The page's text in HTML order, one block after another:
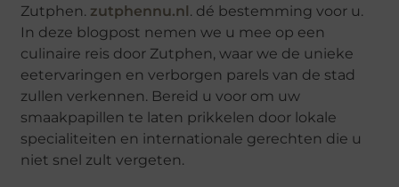
Zutphen. zutphennu.nl . dé bestemming voor u.
In deze blogpost nemen we u mee op een
culinaire reis door Zutphen, waar we de unieke
eetervaringen en verborgen parels van de stad
zullen verkennen. Bereid u voor om uw
smaakpapillen te laten prikkelen door lokale
specialiteiten en internationale gerechten die u
niet snel zult vergeten.